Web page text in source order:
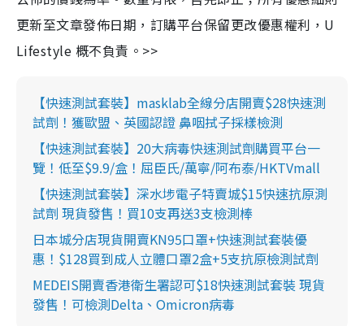
更新至文章發佈日期，訂購平台保留更改優惠權利，U
Lifestyle 概不負責。>>
【快速測試套裝】masklab全線分店開賣$28快速測
試劑！獲歐盟、英國認證 鼻咽拭子採樣檢測
【快速測試套裝】20大病毒快速測試劑購買平台一
覽！低至$9.9/盒！屈臣氏/萬寧/阿布泰/HKTVmall
【快速測試套裝】深水埗電子特賣城$15快速抗原測
試劑 現貨發售！買10支再送3支檢測棒
日本城分店現貨開賣KN95口罩+快速測試套裝優
惠！$128買到成人立體口罩2盒+5支抗原檢測試劑
MEDEIS開賣香港衛生署認可$18快速測試套裝 現貨
發售！可檢測Delta、Omicron病毒